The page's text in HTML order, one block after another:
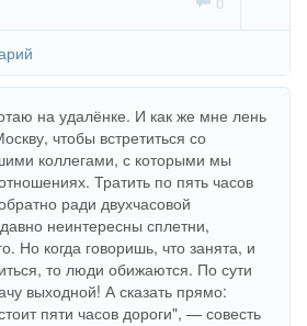
на удалёнке. И как же мне лень
чтобы встретиться со
коллегами, с которыми мы
Тратить по пять часов
ради двухчасовой
неинтересны сплетни,
Но когда говоришь, что занята, и
то люди обижаются. По сути
выходной! А сказать прямо:
пяти часов дороги", — совесть